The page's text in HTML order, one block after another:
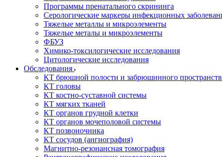
Программы пренатального скрининга
Серологические маркеры инфекционных
Тяжелые металлы и микроэлементы
Тяжелые металы и микроэлементы
ФБУЗ
Химико-токсилогические исследования
Цитологические исследования
Обследования
КТ брюшной полости и забрюшинного
КТ головы
КТ костно-суставной системы
КТ мягких тканей
КТ органов грудной клетки
КТ органов мочеполовой системы
КТ позвоночника
КТ сосудов (ангиография)
Магнитно-резонансная томография